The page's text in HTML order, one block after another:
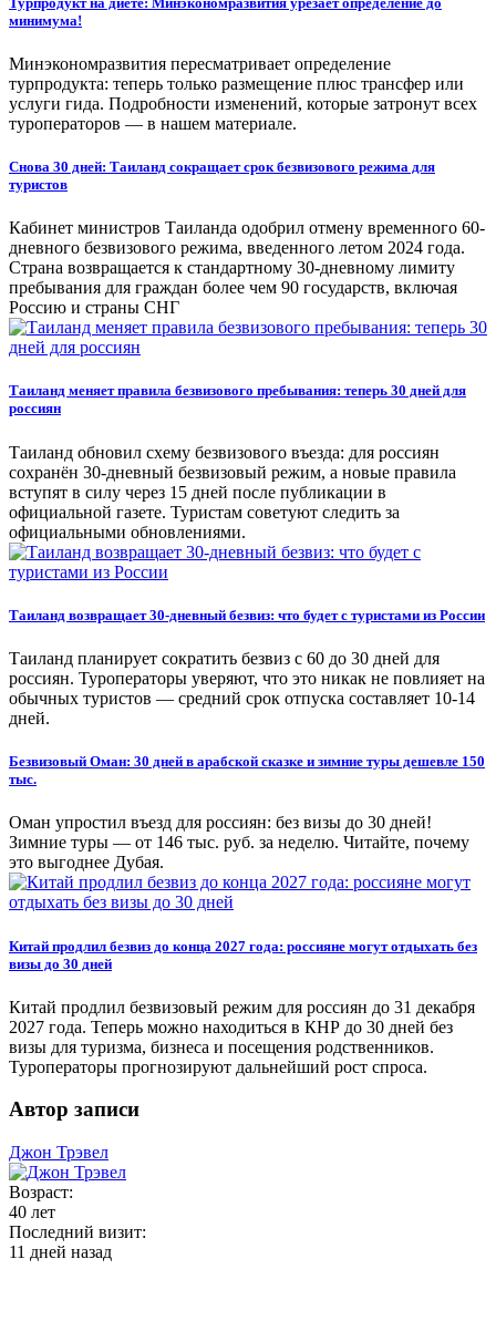
минимума!
Минэкономразвития пересматривает определение
турпродукта: теперь только размещение плюс трансфер или
услуги гида. Подробности изменений, которые затронут всех
туроператоров — в нашем материале.
Снова 30 дней: Таиланд сокращает срок безвизового режима для
туристов
Кабинет министров Таиланда одобрил отмену временного 60-
дневного безвизового режима, введенного летом 2024 года.
Страна возвращается к стандартному 30-дневному лимиту
пребывания для граждан более чем 90 государств, включая
Россию и страны СНГ
Таиланд меняет правила безвизового пребывания: теперь 30 дней для
россиян
Таиланд обновил схему безвизового въезда: для россиян
сохранён 30‑дневный безвизовый режим, а новые правила
вступят в силу через 15 дней после публикации в
официальной газете. Туристам советуют следить за
официальными обновлениями.
Таиланд возвращает 30-дневный безвиз: что будет с туристами из России
Таиланд планирует сократить безвиз с 60 до 30 дней для
россиян. Туроператоры уверяют, что это никак не повлияет на
обычных туристов — средний срок отпуска составляет 10-14
дней.
Безвизовый Оман: 30 дней в арабской сказке и зимние туры дешевле 150
тыс.
Оман упростил въезд для россиян: без визы до 30 дней!
Зимние туры — от 146 тыс. руб. за неделю. Читайте, почему
это выгоднее Дубая.
Китай продлил безвиз до конца 2027 года: россияне могут отдыхать без
визы до 30 дней
Китай продлил безвизовый режим для россиян до 31 декабря
2027 года. Теперь можно находиться в КНР до 30 дней без
визы для туризма, бизнеса и посещения родственников.
Туроператоры прогнозируют дальнейший рост спроса.
Автор записи
Джон Трэвел
Возраст:
40 лет
Последний визит:
11 дней назад